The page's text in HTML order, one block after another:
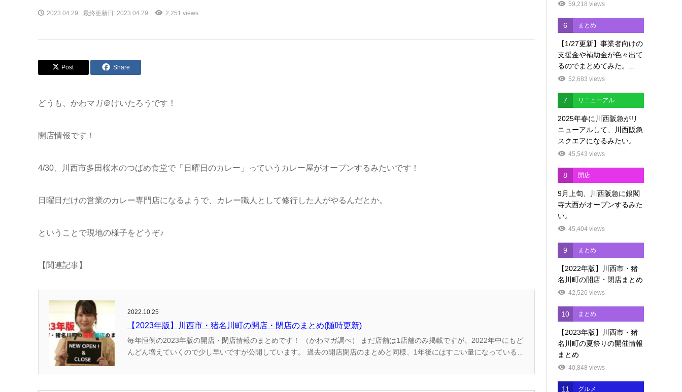
2023.04.29 最終更新日: 2023.04.29 2,251 views
Post Share
どうも、かわマガ＠けいたろうです！
開店情報です！
4/30、川西市多田桜木のつばめ食堂で「日曜日のカレー」っていうカレー屋がオープンするみたいです！
日曜日だけの営業のカレー専門店になるようで、カレー職人として修行した人がやるんだとか。
ということで現地の様子をどうぞ♪
【関連記事】
2022.10.25
【2023年版】川西市・猪名川町の開店・閉店のまとめ(随時更新)
毎年恒例の2023年版の開店・閉店情報のまとめです！ （かわマガ調べ） まだ店舗は1店舗のみ掲載ですが、2022年中にもど
んどん増えていくので少し早いですが公開しています。 過去の開店閉店のまとめと同様、1年後にはすごい量になっているの
59,218 views
6 まとめ
【1/27更新】事業者向けの
支援金や補助金が色々出て
るのでまとめてみた。...
52,683 views
7 リニューアル
2025年春に川西阪急がリ
ニューアルして、川西阪急
スクエアになるみたい。
45,543 views
8 開店
9月上旬、川西阪急に銀閣
寺大西がオープンするみた
い。
45,404 views
9 まとめ
【2022年版】川西市・猪
名川町の開店・閉店まとめ
42,526 views
10 まとめ
【2023年版】川西市・猪
名川町の夏祭りの開催情報
まとめ
40,848 views
11 グルメ